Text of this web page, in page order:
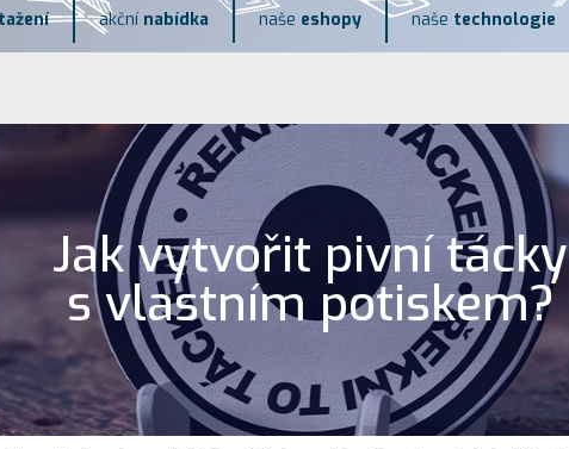
akční nabídka naše eshopy naše technologie
Jak vytvořit pivní tácky
s vlastním potiskem?